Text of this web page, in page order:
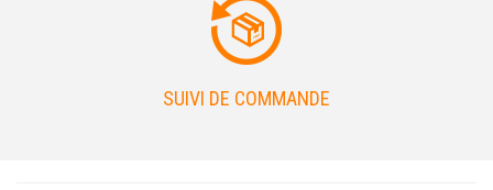
SUIVI DE COMMANDE